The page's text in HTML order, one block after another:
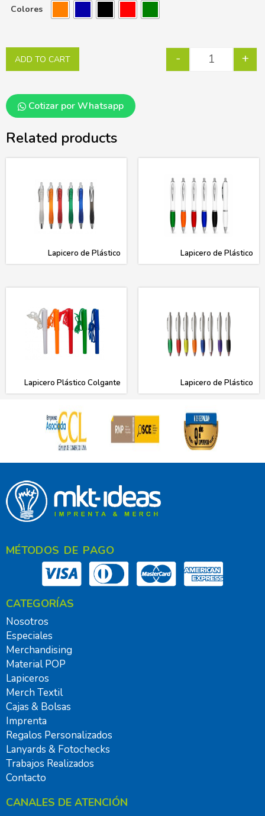
Colores
- +
ADD TO CART
Cotizar por Whatsapp
Related products
Lapicero de Plástico Lapicero de Plástico
Lapicero Plástico Colgante Lapicero de Plástico
MÉTODOS DE PAGO
CATEGORÍAS
Nosotros
Especiales
Merchandising
Material POP
Lapiceros
Merch Textil
Cajas & Bolsas
Imprenta
Regalos Personalizados
Lanyards & Fotochecks
Trabajos Realizados
Contacto
CANALES DE ATENCIÓN